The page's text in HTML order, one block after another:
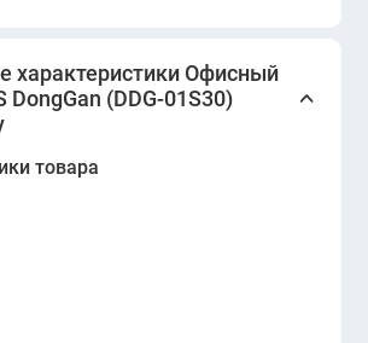
конструкция обеспечивает
(DDG-01S30)
характеристики Офисный
DongGan (DDG-01S30)
товара